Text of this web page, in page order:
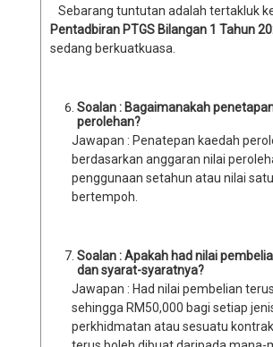
Sebarang tuntutan adalah tertakluk
Pentadbiran PTGS Bilangan 1 Tahun
sedang berkuatkuasa.
Soalan : Bagaimanakah
perolehan?
Jawapan : Penatepan kaedah
berdasarkan anggaran nilai
penggunaan setahun atau nilai
bertempoh.
Soalan : Apakah had nilai
dan syarat-syaratnya?
Jawapan : Had nilai pembelian
sehingga RM50,000 bagi setiap
perkhidmatan atau sesuatu